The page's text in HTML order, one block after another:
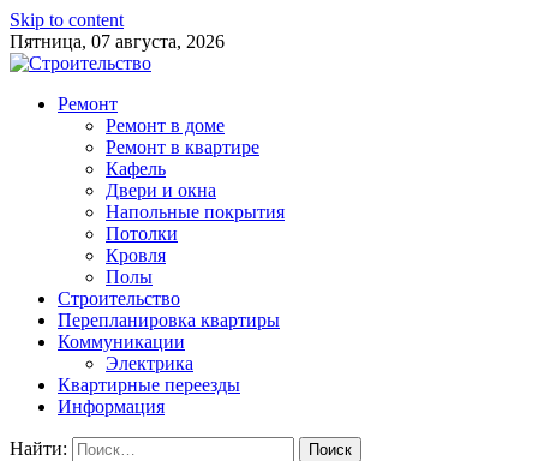
Skip to content
Пятница, 07 августа, 2026
Ремонт
Ремонт в доме
Ремонт в квартире
Кафель
Двери и окна
Напольные покрытия
Потолки
Кровля
Полы
Строительство
Перепланировка квартиры
Коммуникации
Электрика
Квартирные переезды
Информация
Найти: